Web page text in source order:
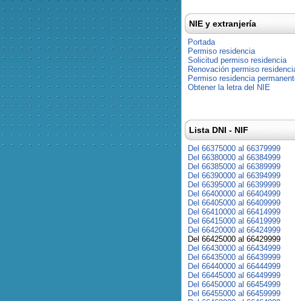
NIE y extranjería
Portada
Permiso residencia
Solicitud permiso residencia
Renovación permiso
Permiso residencia
Obtener la letra del NIE
Lista DNI - NIF
Del 66375000 al 66379999
Del 66380000 al 66384999
Del 66385000 al 66389999
Del 66390000 al 66394999
Del 66395000 al 66399999
Del 66400000 al 66404999
Del 66405000 al 66409999
Del 66410000 al 66414999
Del 66415000 al 66419999
Del 66420000 al 66424999
Del 66425000 al 66429999
Del 66430000 al 66434999
Del 66435000 al 66439999
Del 66440000 al 66444999
Del 66445000 al 66449999
Del 66450000 al 66454999
Del 66455000 al 66459999